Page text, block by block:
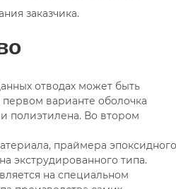
заказчика.
отводах может быть
варианте оболочка
полиэтилена. Во втором
праймера эпоксидного
экструдированного типа.
на специальном